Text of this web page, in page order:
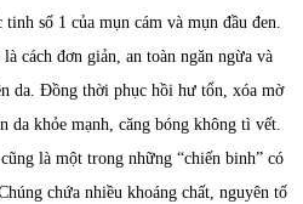
số 1 của mụn cám và mụn đầu đen.
cách đơn giản, an toàn ngăn ngừa và
da. Đồng thời phục hồi hư tổn, xóa mờ
da khỏe mạnh, căng bóng không tì vết.
là một trong những “chiến binh” có
chứa nhiều khoáng chất, nguyên tố